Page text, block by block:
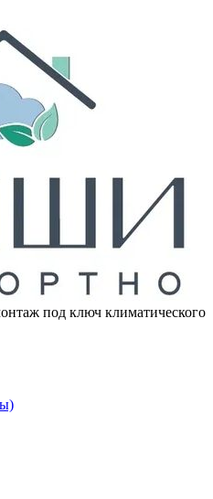
под ключ климатического